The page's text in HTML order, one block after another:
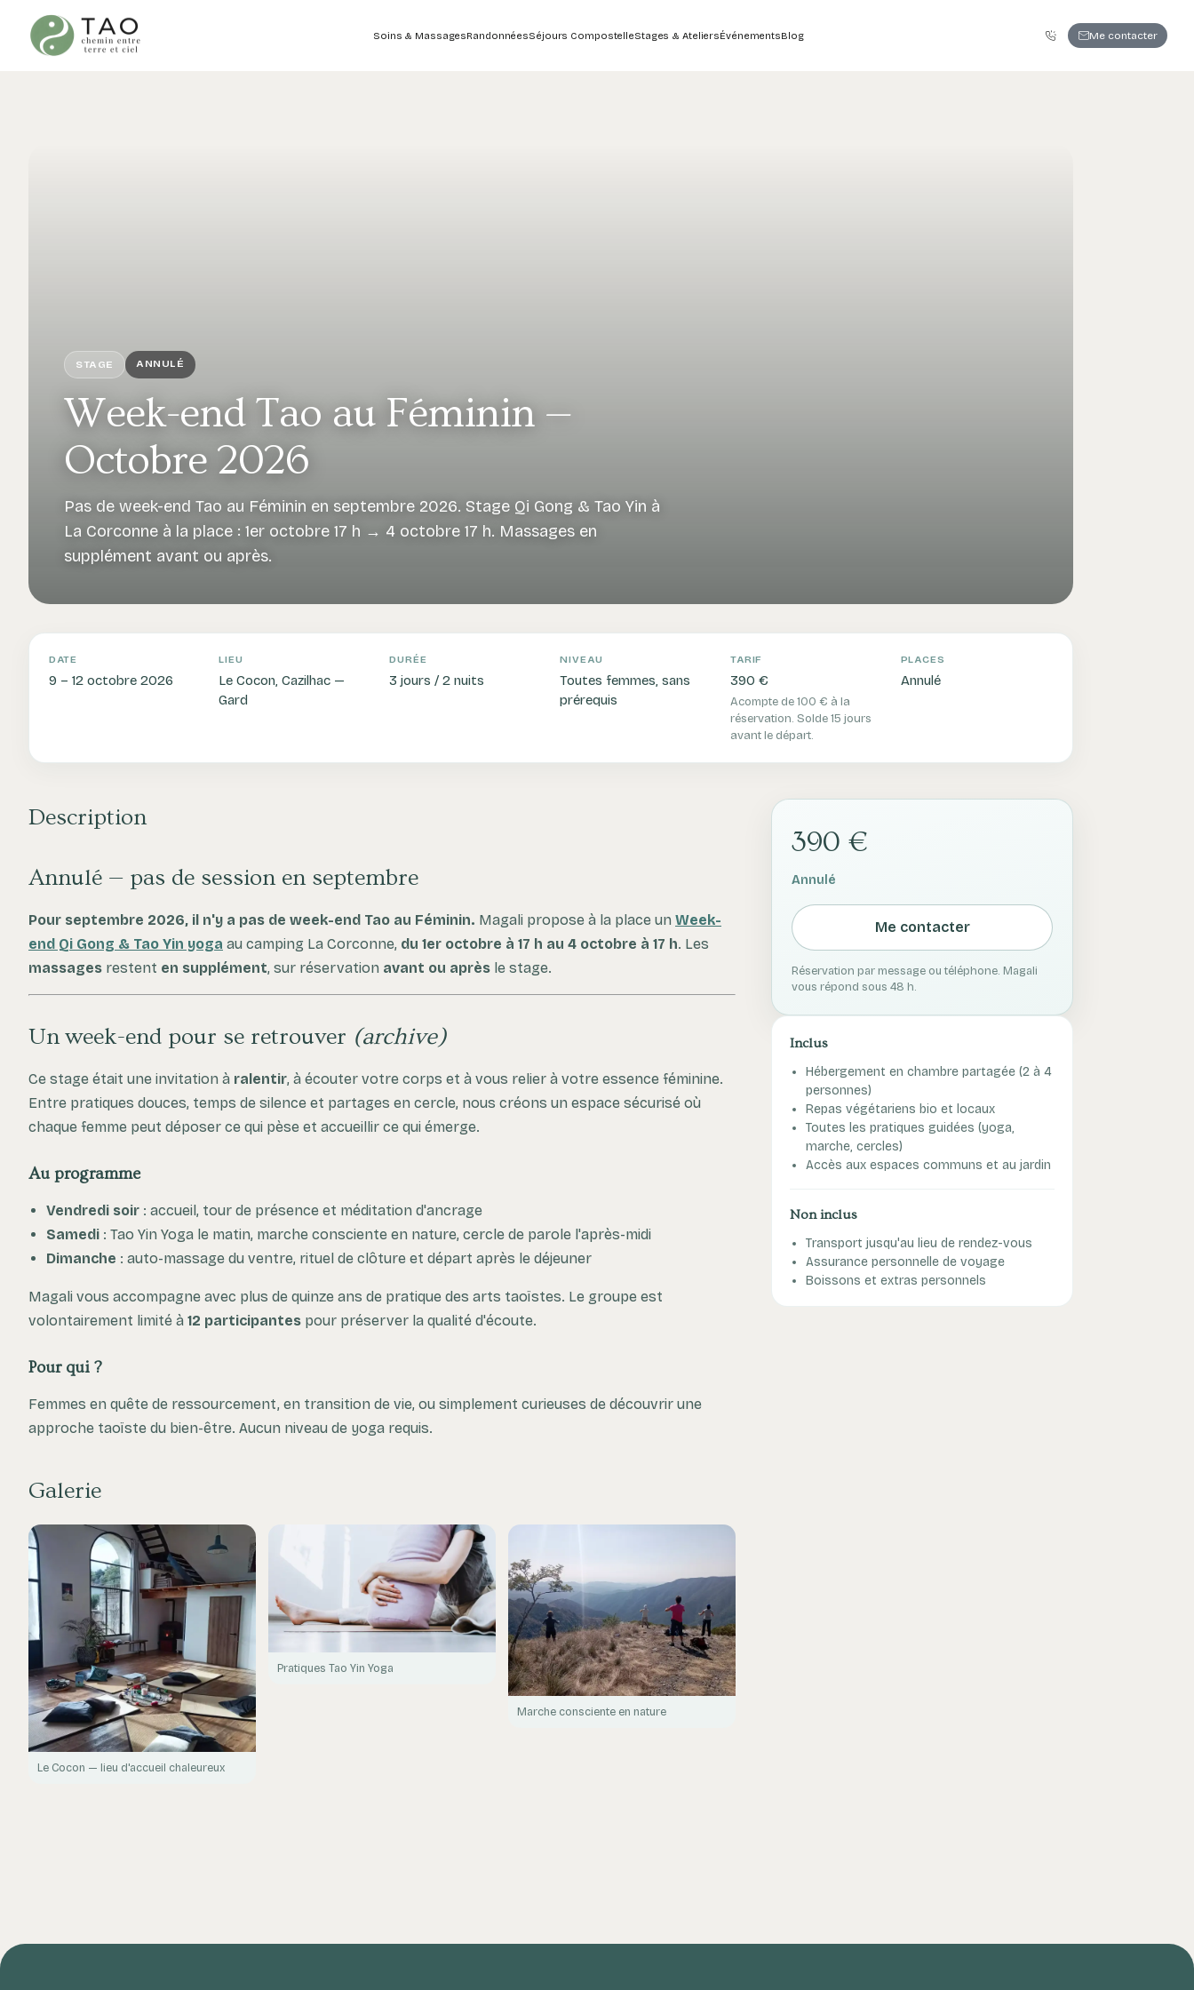
Soins & MassagesRandonnéesSéjours CompostelleStages & AteliersÉvénementsBlog 06 86 63 79 28
Me contacter
STAGE ANNULÉ
Week-end Tao au Féminin —
Octobre 2026
Pas de week-end Tao au Féminin en septembre 2026. Stage Qi Gong & Tao Yin à
La Corconne à la place : 1er octobre 17 h → 4 octobre 17 h. Massages en
supplément avant ou après.
DATE
9 – 12 octobre 2026
LIEU
Le Cocon, Cazilhac —
Gard
DURÉE
3 jours / 2 nuits
NIVEAU
Toutes femmes, sans
prérequis
TARIF
390 €
Acompte de 100 € à la
réservation. Solde 15 jours
avant le départ.
PLACES
Annulé
Description
Annulé — pas de session en septembre
Pour septembre 2026, il n'y a pas de week-end Tao au Féminin. Magali propose à la place un Week-
end Qi Gong & Tao Yin yoga au camping La Corconne, du 1er octobre à 17 h au 4 octobre à 17 h. Les
massages restent en supplément, sur réservation avant ou après le stage.
Un week-end pour se retrouver (archive)
Ce stage était une invitation à ralentir, à écouter votre corps et à vous relier à votre essence féminine.
Entre pratiques douces, temps de silence et partages en cercle, nous créons un espace sécurisé où
chaque femme peut déposer ce qui pèse et accueillir ce qui émerge.
Au programme
Vendredi soir : accueil, tour de présence et méditation d'ancrage
Samedi : Tao Yin Yoga le matin, marche consciente en nature, cercle de parole l'après-midi
Dimanche : auto-massage du ventre, rituel de clôture et départ après le déjeuner
Magali vous accompagne avec plus de quinze ans de pratique des arts taoïstes. Le groupe est
volontairement limité à 12 participantes pour préserver la qualité d'écoute.
Pour qui ?
Femmes en quête de ressourcement, en transition de vie, ou simplement curieuses de découvrir une
approche taoïste du bien-être. Aucun niveau de yoga requis.
Galerie
Le Cocon — lieu d'accueil chaleureux
Pratiques Tao Yin Yoga
Marche consciente en nature
390 €
Annulé
Me contacter
Réservation par message ou téléphone. Magali
vous répond sous 48 h.
Inclus
Hébergement en chambre partagée (2 à 4
personnes)
Repas végétariens bio et locaux
Toutes les pratiques guidées (yoga,
marche, cercles)
Accès aux espaces communs et au jardin
Non inclus
Transport jusqu'au lieu de rendez-vous
Assurance personnelle de voyage
Boissons et extras personnels